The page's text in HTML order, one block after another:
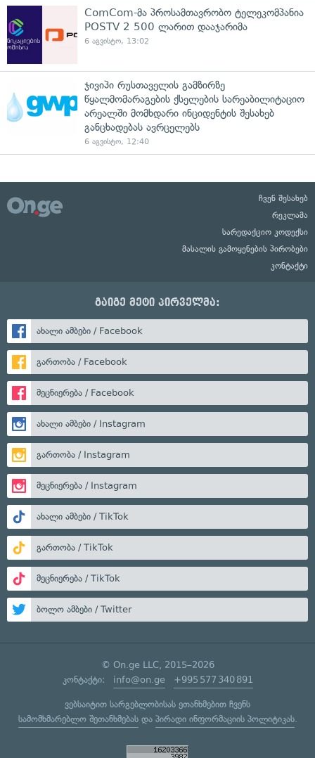
ComCom-მა პროსამთავრობო ტელეკომპანია
POSTV 2 500 ლარით დააჯარიმა
6 აგვისტო, 13:02
ჯივიპი რუსთაველის გამზირზე
წყალმომარაგების ქსელების სარეაბილიტაციო
არეალში მომხდარი ინციდენტის შესახებ
განცხადებას ავრცელებს
6 აგვისტო, 12:40
ჩვენ შესახებ
რეკლამა
სარედაქციო კოდექსი
მასალის გამოყენების პირობები
კონტაქტი
გაიგე მეტი პირველმა:
ახალი ამბები / Facebook
გართობა / Facebook
მეცნიერება / Facebook
ახალი ამბები / Instagram
გართობა / Instagram
მეცნიერება / Instagram
ახალი ამბები / TikTok
გართობა / TikTok
მეცნიერება / TikTok
ბოლო ამბები / Twitter
© On.ge LLC, 2015–2026
კონტაქტი: info@on.ge +995 577 340 891
ვებსაიტით სარგებლობისას ეთანხმებით ჩვენს
სამომხმარებლო შეთანხმებასდა პირადი ინფორმაციის პოლიტიკას.